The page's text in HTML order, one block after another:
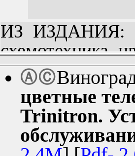
ИЗ ИЗДАНИЯ: В
схемотехника
цифровой
управлением
фирмы
отыскания
и
ⒶⒸ
цветные
Trinitron.